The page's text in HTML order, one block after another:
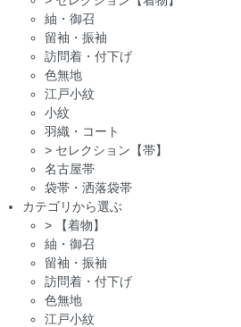
紬・御召
留袖・振袖
訪問着・付下げ
色無地
江戸小紋
小紋
羽織・コート
> セレクション【帯】
名古屋帯
袋帯・洒落袋帯
カテゴリから選ぶ
>
【着物】
紬・御召
留袖・振袖
訪問着・付下げ
色無地
江戸小紋